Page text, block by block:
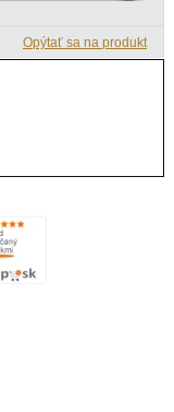
Opýtať sa na produkt